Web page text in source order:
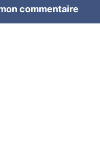
commentaire